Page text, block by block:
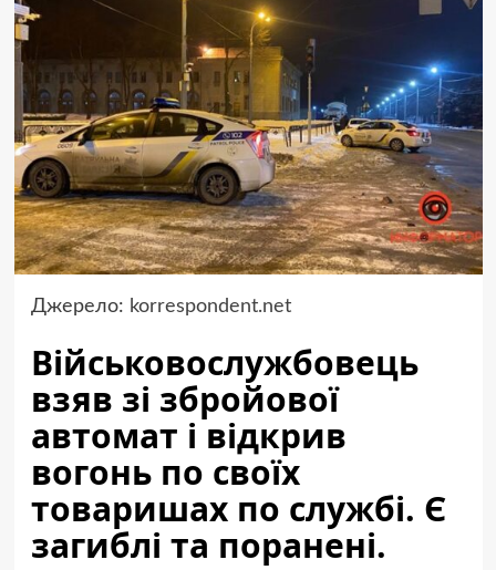
Джерело: korrespondent.net
Військовослужбовець
взяв зі збройової
автомат і відкрив
вогонь по своїх
товаришах по службі. Є
загиблі та поранені.